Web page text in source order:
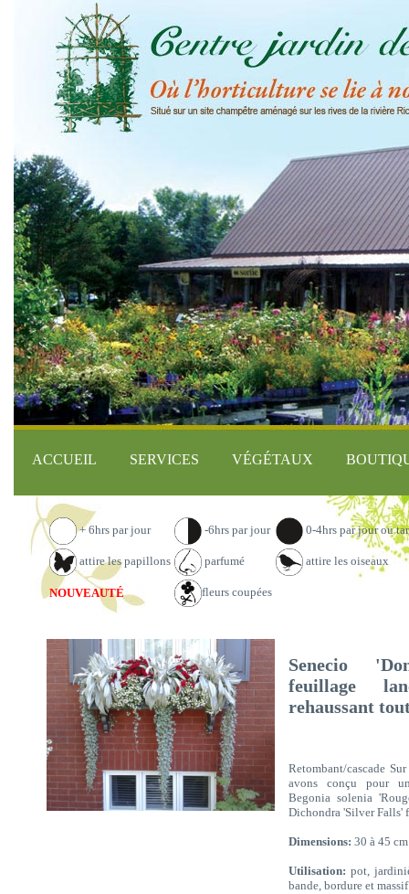
ACCUEIL SERVICES VÉGÉTAUX
+ 6hrs par jour -6hrs par jour 0-4hrs par jour ou
attire les papillons parfumé attire les oiseaux
NOUVEAUTÉ fleurs coupées
Senecio
feuillage
rehaussant
Retombant/cascade
avons conçu pour
Begonia solenia
Dichondra 'Silver Falls'
Dimensions: 30 à 45
Utilisation: pot,
bande, bordure et